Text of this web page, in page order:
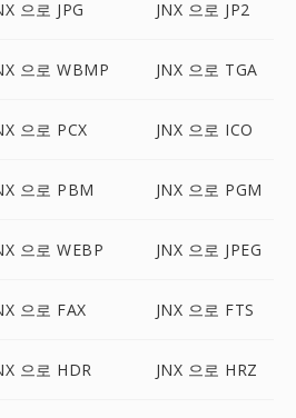
으로 JPG JNX 으로 JP2
으로 WBMP JNX 으로 TGA
으로 PCX JNX 으로 ICO
으로 PBM JNX 으로 PGM
으로 WEBP JNX 으로 JPEG
으로 FAX JNX 으로 FTS
으로 HDR JNX 으로 HRZ